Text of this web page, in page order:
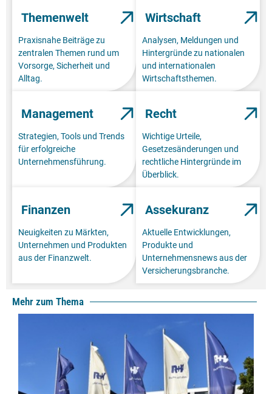
Themenwelt
Praxisnahe Beiträge zu
zentralen Themen rund um
Vorsorge, Sicherheit und
Alltag.
Wirtschaft
Analysen, Meldungen und
Hintergründe zu nationalen
und internationalen
Wirtschaftsthemen.
Management
Strategien, Tools und Trends
für erfolgreiche
Unternehmensführung.
Recht
Wichtige Urteile,
Gesetzesänderungen und
rechtliche Hintergründe im
Überblick.
Finanzen
Neuigkeiten zu Märkten,
Unternehmen und Produkten
aus der Finanzwelt.
Assekuranz
Aktuelle Entwicklungen,
Produkte und
Unternehmensnews aus der
Versicherungsbranche.
Mehr zum Thema